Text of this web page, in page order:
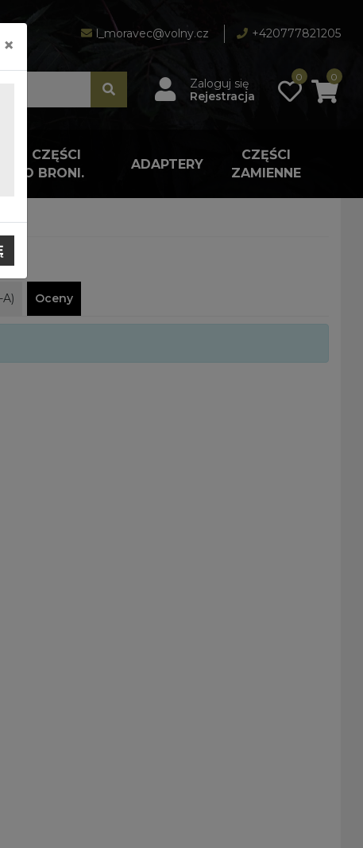
l_moravec@volny.cz +420777821205
Zaloguj się
Rejestracja
0 0
I CZĘŚCI
DO BRONI.
ADAPTERY
CZĘŚCI
ZAMIENNE
Oceny
×